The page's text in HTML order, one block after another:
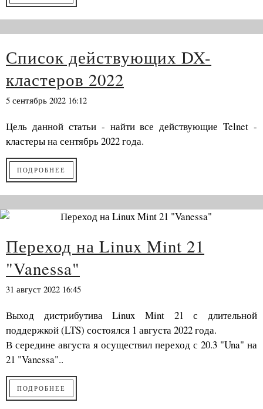
Список действующих DX-
кластеров 2022
5 сентябрь 2022 16:12
Цель данной статьи - найти все действующие Telnet -
кластеры на сентябрь 2022 года.
ПОДРОБНЕЕ
Переход на Linux Mint 21
"Vanessa"
31 август 2022 16:45
Выход дистрибутива Linux Mint 21 с длительной
поддержкой (LTS) состоялся 1 августа 2022 года.
В середине августа я осуществил переход с 20.3 "Una" на
21 "Vanessa"..
ПОДРОБНЕЕ